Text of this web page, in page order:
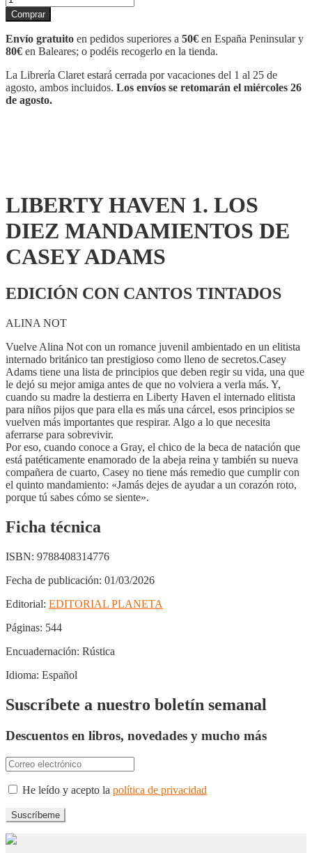
HAVEN
1.
LOS
DIEZ
MANDAMIENTOS
DE
CASEY
ADAMS
Comprar
Envío gratuito en pedidos superiores a 50€ en España Peninsular y
80€ en Baleares; o podéis recogerlo en la tienda.
La Librería Claret estará cerrada por vacaciones del 1 al 25 de
agosto, ambos incluidos. Los envíos se retomarán el miércoles 26
de agosto.
LIBERTY HAVEN 1. LOS
DIEZ MANDAMIENTOS DE
CASEY ADAMS
EDICIÓN CON CANTOS TINTADOS
ALINA NOT
Vuelve Alina Not con un romance juvenil ambientado en un elitista
internado británico tan prestigioso como lleno de secretos.Casey
Adams tiene una lista de principios que deben regir su vida, una que
le dejó su mejor amiga antes de que no volviera a verla más. Y,
cuando su madre la destierra en Liberty Haven el internado elitista
para niños pijos que para ella es más una cárcel, esos principios se
vuelven más importantes que respirar. Algo a lo que necesita
aferrarse para sobrevivir.
Por eso, cuando conoce a Gray, el chico de la beca de natación que
está patéticamente enamorado de la abeja reina y también su nueva
compañera de cuarto, Casey no tiene más remedio que cumplir con
el quinto mandamiento: «Jamás dejes de ayudar a un corazón roto,
porque tú sabes cómo se siente».
Ficha técnica
ISBN: 9788408314776
Fecha de publicación: 01/03/2026
Editorial: EDITORIAL PLANETA
Páginas: 544
Encuadernación: Rústica
Idioma: Español
Suscríbete a nuestro boletín semanal
Descuentos en libros, novedades y mucho más
He leído y acepto la política de privacidad